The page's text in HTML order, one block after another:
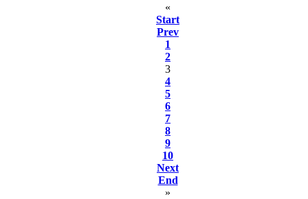
«
Start
Prev
1
2
3
4
5
6
7
8
9
10
Next
End
»